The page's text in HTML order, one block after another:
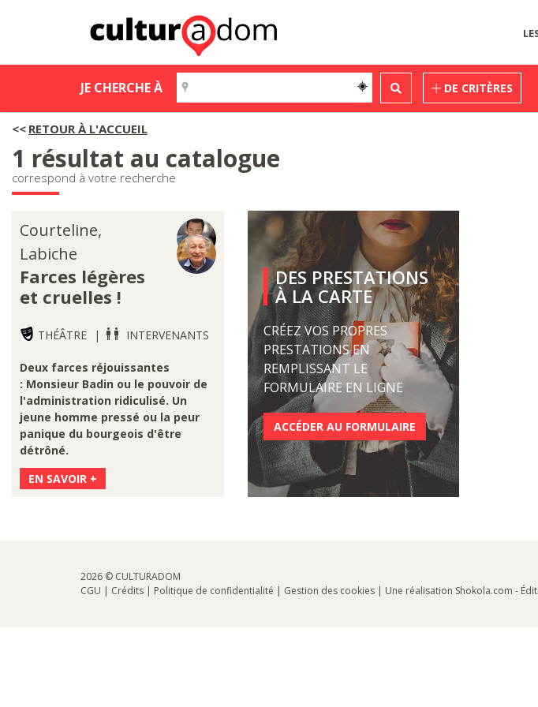
JE CHERCHE À DE CRITÈRES
RETOUR À L'ACCUEIL
1 résultat au catalogue
correspond à votre recherche
Courteline,
Labiche
Farces légères
et cruelles !
THÉÂTRE INTERVENANTS
Deux farces réjouissantes
: Monsieur Badin ou le pouvoir de
l'administration ridiculisé. Un
jeune homme pressé ou la peur
panique du bourgeois d'être
détrôné.
EN SAVOIR +
DES PRESTATIONS
À LA CARTE
CRÉEZ VOS PROPRES
PRESTATIONS EN
REMPLISSANT LE
FORMULAIRE EN LIGNE
ACCÉDER AU FORMULAIRE
2026 © CULTURADOM
CGU | Crédits | Politique de confidentialité | Gestion des cookies | Une réalisation Shokola.com -